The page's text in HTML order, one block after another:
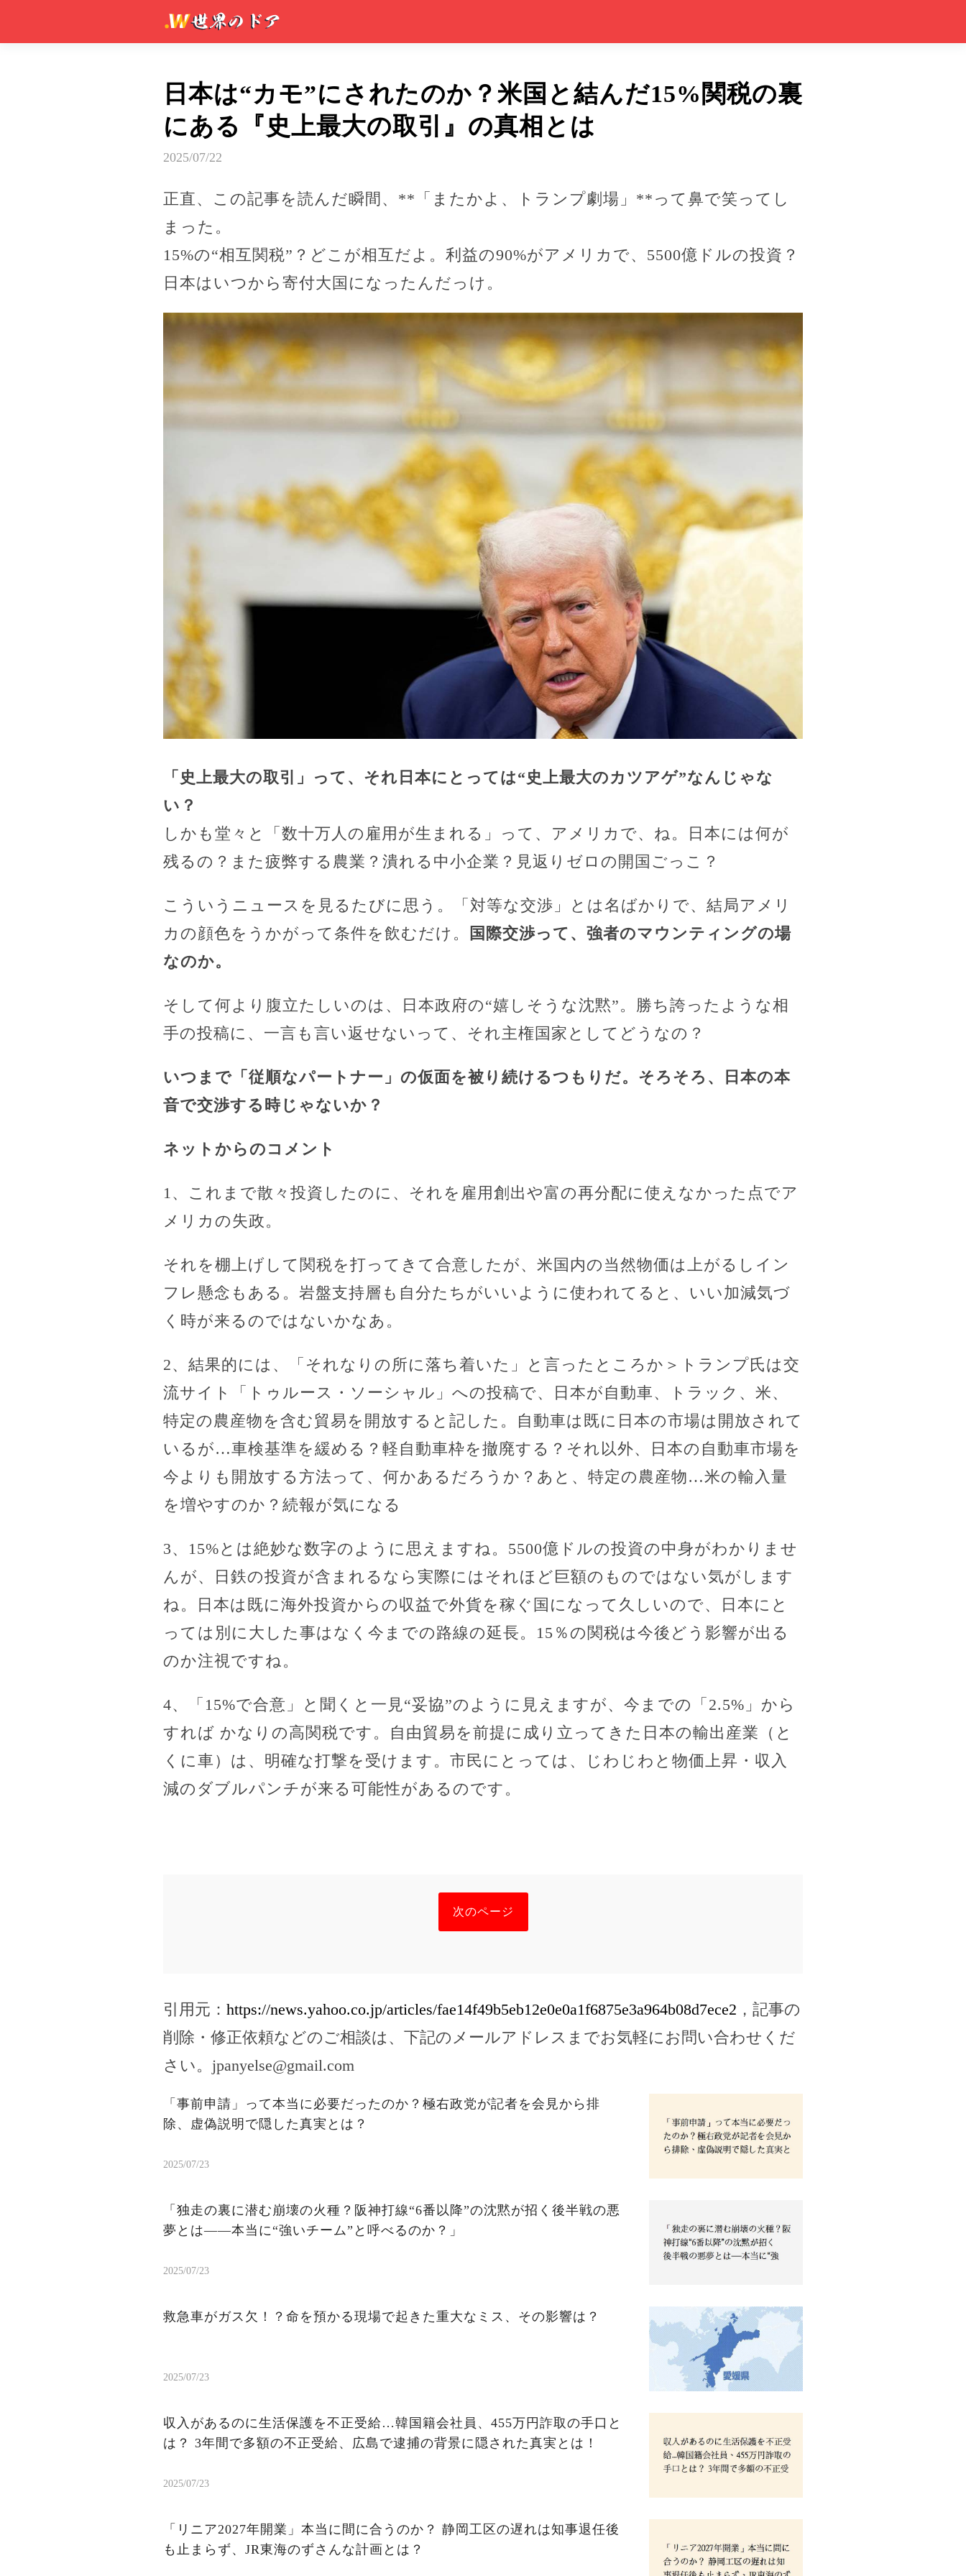
日本は“カモ”にされたのか？米国と結んだ15%関税の裏
にある『史上最大の取引』の真相とは
2025/07/22
正直、この記事を読んだ瞬間、**「またかよ、トランプ劇場」**って鼻で笑ってし
まった。
15%の“相互関税”？どこが相互だよ。利益の90%がアメリカで、5500億ドルの投資？
日本はいつから寄付大国になったんだっけ。
「史上最大の取引」って、それ日本にとっては“史上最大のカツアゲ”なんじゃな
い？
しかも堂々と「数十万人の雇用が生まれる」って、アメリカで、ね。日本には何が
残るの？また疲弊する農業？潰れる中小企業？見返りゼロの開国ごっこ？
こういうニュースを見るたびに思う。「対等な交渉」とは名ばかりで、結局アメリ
カの顔色をうかがって条件を飲むだけ。
国際交渉って、強者のマウンティングの場
なのか。
そして何より腹立たしいのは、日本政府の“嬉しそうな沈黙”。勝ち誇ったような相
手の投稿に、一言も言い返せないって、それ主権国家としてどうなの？
いつまで「従順なパートナー」の仮面を被り続けるつもりだ。そろそろ、日本の本
音で交渉する時じゃないか？
ネットからのコメント
1、これまで散々投資したのに、それを雇用創出や富の再分配に使えなかった点でア
メリカの失政。
それを棚上げして関税を打ってきて合意したが、米国内の当然物価は上がるしイン
フレ懸念もある。岩盤支持層も自分たちがいいように使われてると、いい加減気づ
く時が来るのではないかなあ。
2、結果的には、「それなりの所に落ち着いた」と言ったところか＞トランプ氏は交
流サイト「トゥルース・ソーシャル」への投稿で、日本が自動車、トラック、米、
特定の農産物を含む貿易を開放すると記した。自動車は既に日本の市場は開放されて
いるが…車検基準を緩める？軽自動車枠を撤廃する？それ以外、日本の自動車市場を
今よりも開放する方法って、何かあるだろうか？あと、特定の農産物…米の輸入量
を増やすのか？続報が気になる
3、15%とは絶妙な数字のように思えますね。5500億ドルの投資の中身がわかりませ
んが、日鉄の投資が含まれるなら実際にはそれほど巨額のものではない気がします
ね。日本は既に海外投資からの収益で外貨を稼ぐ国になって久しいので、日本にと
っては別に大した事はなく今までの路線の延長。15％の関税は今後どう影響が出る
のか注視ですね。
4、「15%で合意」と聞くと一見“妥協”のように見えますが、今までの「2.5%」から
すれば かなりの高関税です。自由貿易を前提に成り立ってきた日本の輸出産業（と
くに車）は、明確な打撃を受けます。市民にとっては、じわじわと物価上昇・収入
減のダブルパンチが来る可能性があるのです。
次のページ
引用元： https://news.yahoo.co.jp/articles/fae14f49b5eb12e0e0a1f6875e3a964b08d7ece2 ，記事の
削除・修正依頼などのご相談は、下記のメールアドレスまでお気軽にお問い合わせくだ
さい。 jpanyelse@gmail.com
「事前申請」って本当に必要だったのか？極右政党が記者を会見から排
除、虚偽説明で隠した真実とは？
2025/07/23
「独走の裏に潜む崩壊の火種？阪神打線“6番以降”の沈黙が招く後半戦の悪
夢とは——本当に“強いチーム”と呼べるのか？」
2025/07/23
救急車がガス欠！？命を預かる現場で起きた重大なミス、その影響は？
2025/07/23
収入があるのに生活保護を不正受給…韓国籍会社員、455万円詐取の手口と
は？ 3年間で多額の不正受給、広島で逮捕の背景に隠された真実とは！
2025/07/23
「リニア2027年開業」本当に間に合うのか？ 静岡工区の遅れは知事退任後
も止まらず、JR東海のずさんな計画とは？